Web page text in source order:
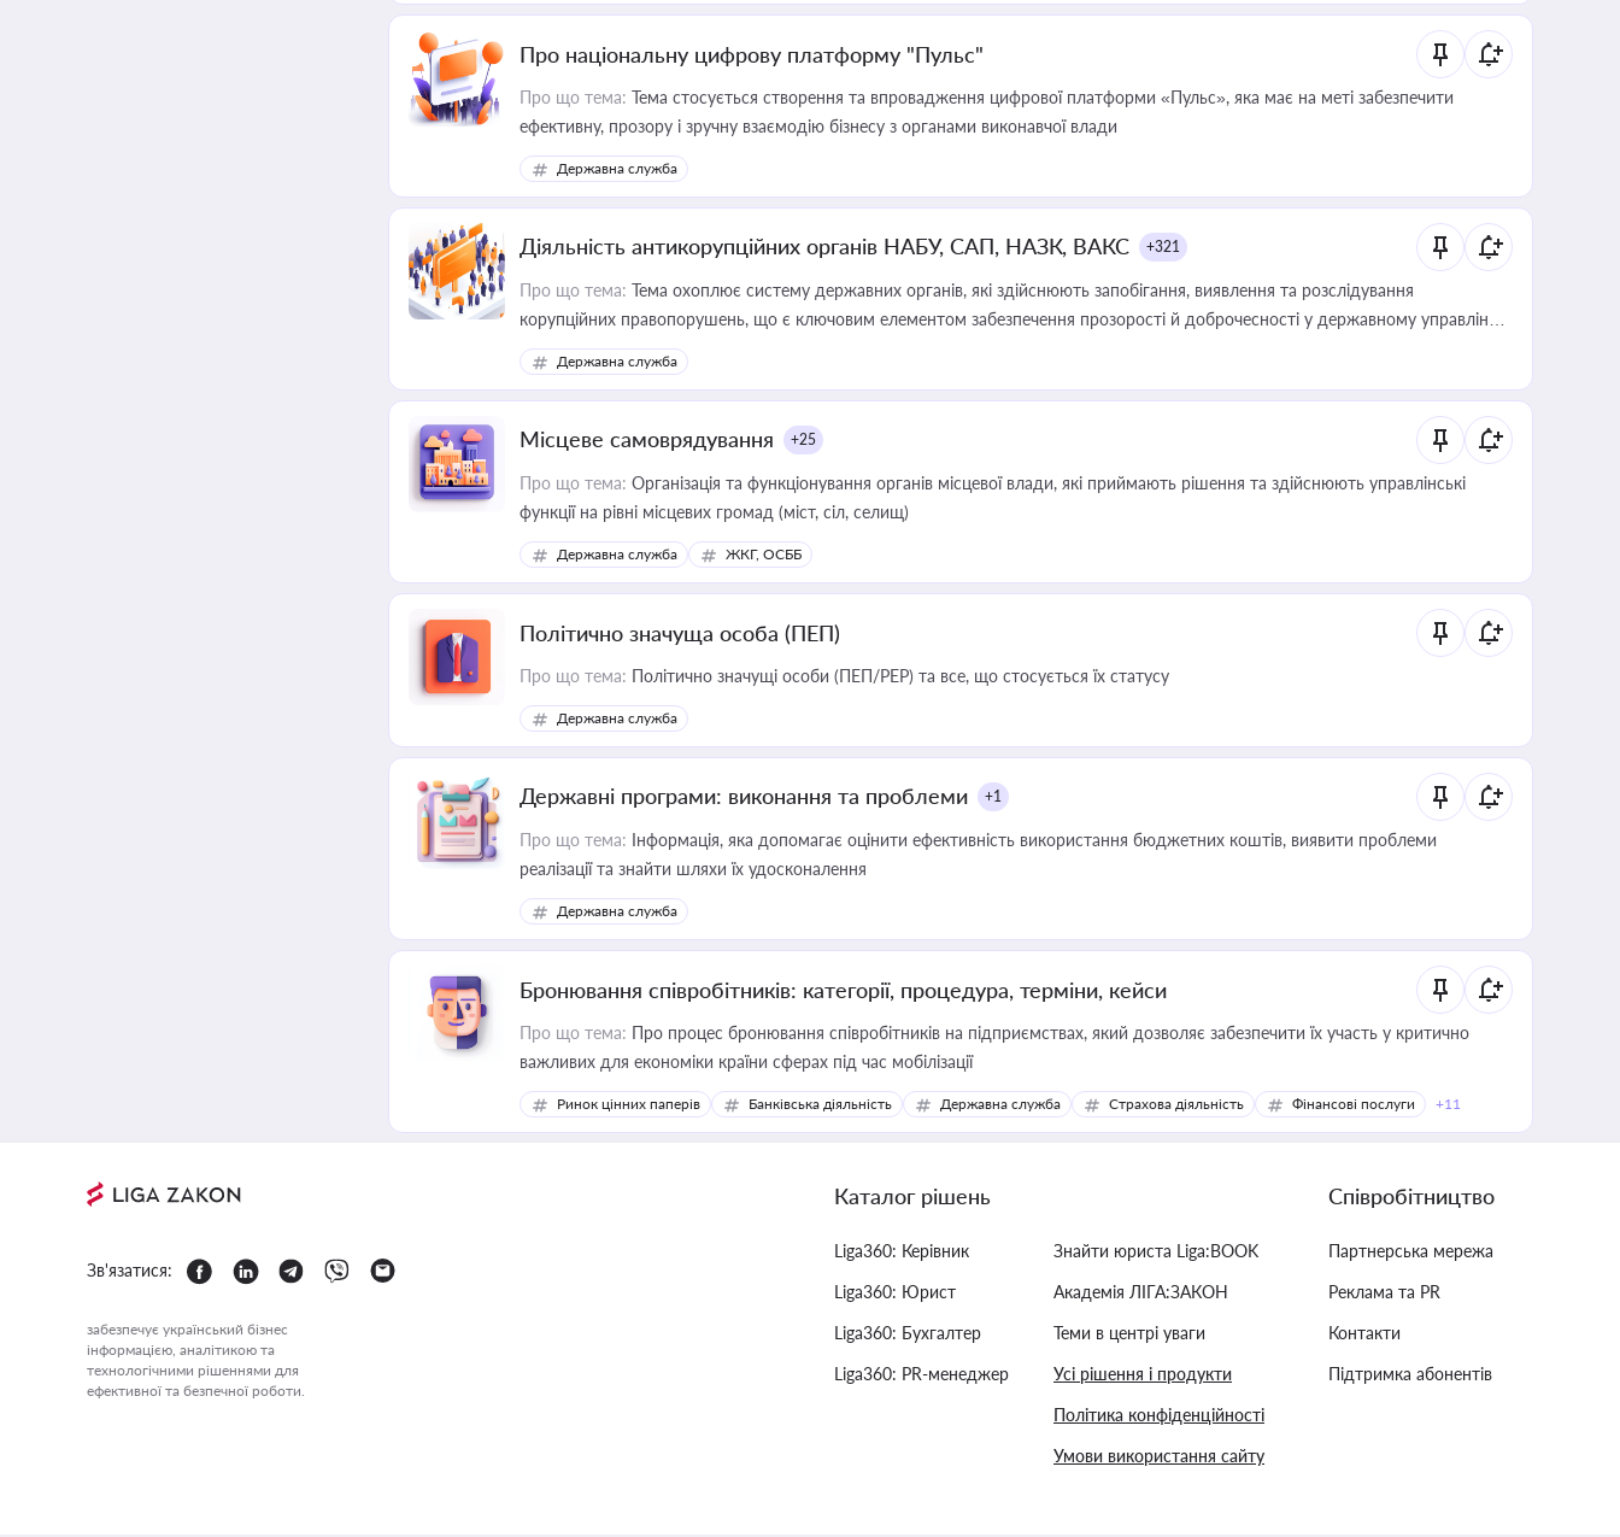
Про національну цифрову платформу "Пульс"
Про що тема: Тема стосується створення та впровадження цифрової платформи «Пульс», яка має на меті забезпечити
ефективну, прозору і зручну взаємодію бізнесу з органами виконавчої влади
Державна служба
Діяльність антикорупційних органів НАБУ, САП, НАЗК, ВАКС +321
Про що тема: Тема охоплює систему державних органів, які здійснюють запобігання, виявлення та розслідування
корупційних правопорушень, що є ключовим елементом забезпечення прозорості й доброчесності у державному управлінні
та бізнесі
Державна служба
Місцеве самоврядування +25
Про що тема: Організація та функціонування органів місцевої влади, які приймають рішення та здійснюють управлінські
функції на рівні місцевих громад (міст, сіл, селищ)
Державна служба ЖКГ, ОСББ
Політично значуща особа (ПЕП)
Про що тема: Політично значущі особи (ПЕП/PEP) та все, що стосується їх статусу
Державна служба
Державні програми: виконання та проблеми +1
Про що тема: Інформація, яка допомагає оцінити ефективність використання бюджетних коштів, виявити проблеми
реалізації та знайти шляхи їх удосконалення
Державна служба
Бронювання співробітників: категорії, процедура, терміни, кейси
Про що тема: Про процес бронювання співробітників на підприємствах, який дозволяє забезпечити їх участь у критично
важливих для економіки країни сферах під час мобілізації
Ринок цінних паперів Банківська діяльність Державна служба Страхова діяльність Фінансові послуги +11
Зв'язатися:
забезпечує український бізнес
інформацією, аналітикою та
технологічними рішеннями для
ефективної та безпечної роботи.
Каталог рішень
Liga360: Керівник
Liga360: Юрист
Liga360: Бухгалтер
Liga360: PR-менеджер
Знайти юриста Liga:BOOK
Академія ЛІГА:ЗАКОН
Теми в центрі уваги
Усі рішення і продукти
Політика конфіденційності
Умови використання сайту
Співробітництво
Партнерська мережа
Реклама та PR
Контакти
Підтримка абонентів